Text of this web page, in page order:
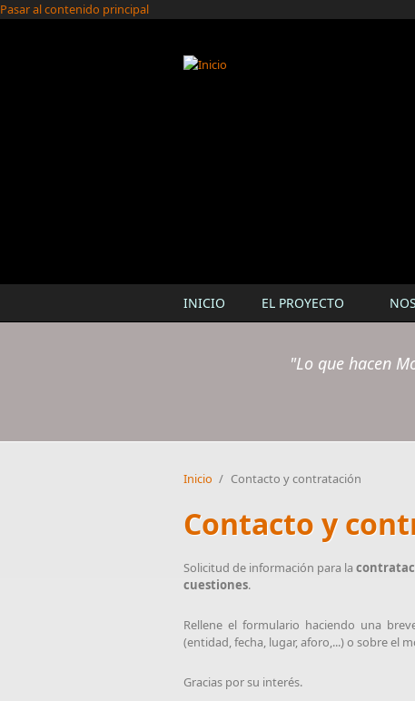
Pasar al contenido principal
INICIO EL PROYECTO
"Lo que hacen
Inicio / Contacto y contratación
Contacto y
Solicitud de información para la
cuestiones.
Rellene el formulario haciendo una
(entidad, fecha, lugar, aforo,...) o sobre el
Gracias por su interés.